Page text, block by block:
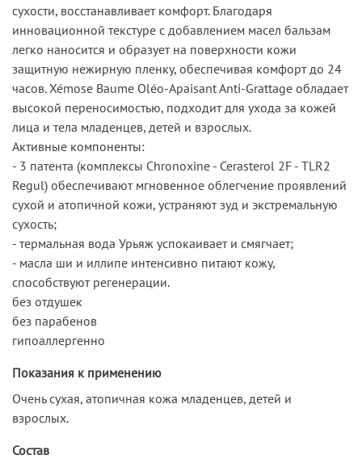
сухости, восстанавливает комфорт. Благодаря
инновационной текстуре с добавлением масел бальзам
легко наносится и образует на поверхности кожи
защитную нежирную пленку, обеспечивая комфорт до 24
часов. Xémose Baume Oléo-Apaisant Anti-Grattage обладает
высокой переносимостью, подходит для ухода за кожей
лица и тела младенцев, детей и взрослых.
Активные компоненты:
- 3 патента (комплексы Chronoxine - Cerasterol 2F - TLR2
Regul) обеспечивают мгновенное облегчение проявлений
сухой и атопичной кожи, устраняют зуд и экстремальную
сухость;
- термальная вода Урьяж успокаивает и смягчает;
- масла ши и иллипе интенсивно питают кожу,
способствуют регенерации.
без отдушек
без парабенов
гипоаллергенно
Показания к применению
Очень сухая, атопичная кожа младенцев, детей и
взрослых.
Состав